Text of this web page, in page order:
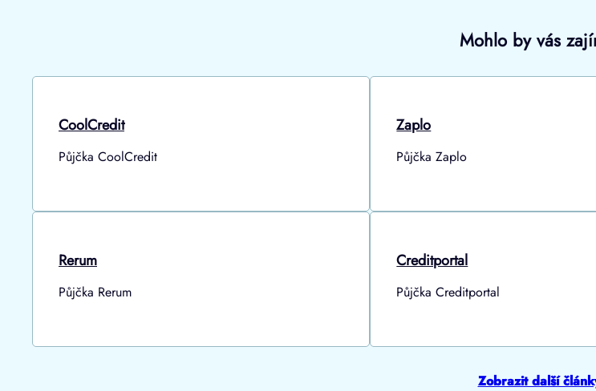
Mohlo by vás
CoolCredit
Půjčka CoolCredit
Zaplo
Půjčka Zaplo
Rerum
Půjčka Rerum
Creditportal
Půjčka Creditportal
Zobrazit další